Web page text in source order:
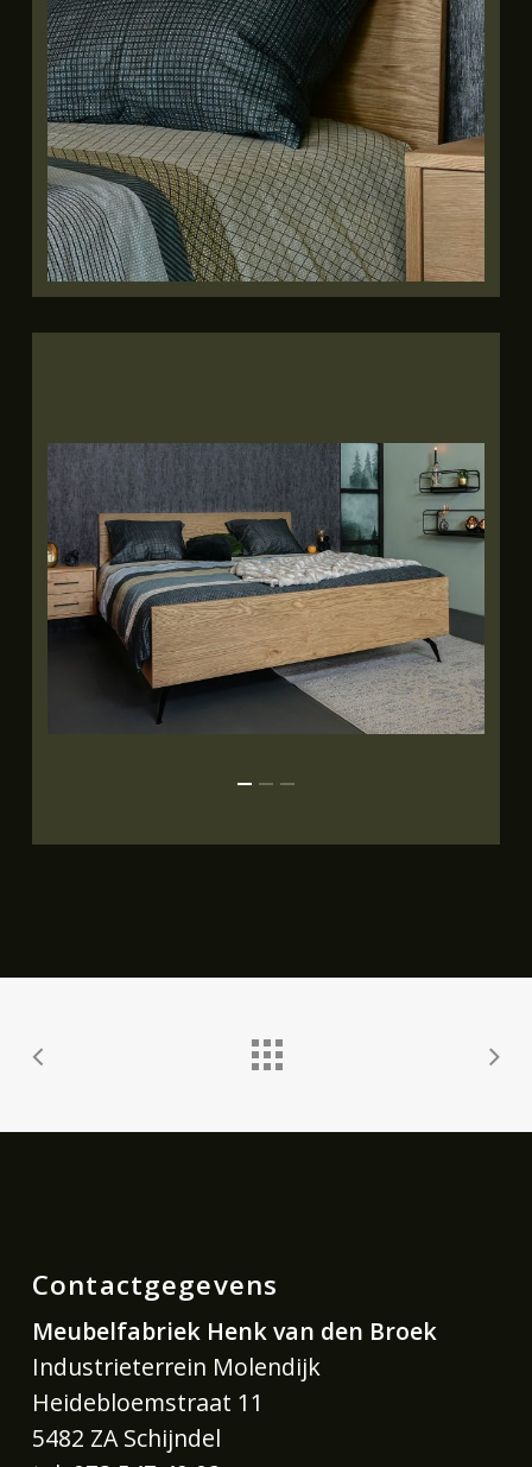
Contactgegevens
Meubelfabriek Henk van den Broek
Industrieterrein Molendijk
Heidebloemstraat 11
5482 ZA Schijndel